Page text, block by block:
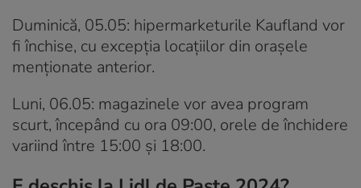
Duminică, 05.05: hipermarketurile Kaufland vor
fi închise, cu excepția locațiilor din orașele
menționate anterior.
Luni, 06.05: magazinele vor avea program
scurt, începând cu ora 09:00, orele de închidere
variind între 15:00 și 18:00.